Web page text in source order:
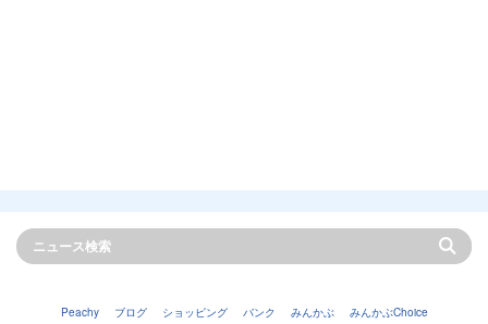
Peachy ブログ ショッピング バンク みんかぶ みんかぶChoice